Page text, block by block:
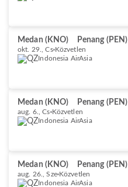
Medan (KNO) Penang (PEN)
okt. 29., Cs Közvetlen
Indonesia AirAsia
Medan (KNO) Penang (PEN)
aug. 6., Cs Közvetlen
Indonesia AirAsia
Medan (KNO) Penang (PEN)
aug. 26., Sze Közvetlen
Indonesia AirAsia